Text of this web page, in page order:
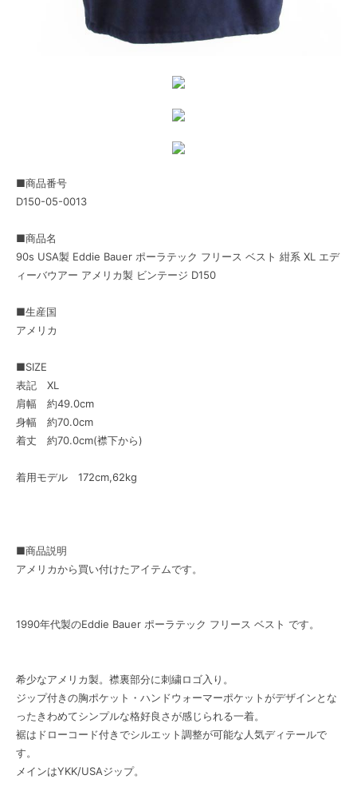
■商品番号
D150-05-0013
■商品名
90s USA製 Eddie Bauer ポーラテック フリース ベスト 紺系 XL エデ
ィーバウアー アメリカ製 ビンテージ D150
■生産国
アメリカ
■SIZE
表記 XL
肩幅 約49.0cm
身幅 約70.0cm
着丈 約70.0cm(襟下から)
着用モデル 172cm,62kg
■商品説明
アメリカから買い付けたアイテムです。
1990年代製のEddie Bauer ポーラテック フリース ベスト です。
希少なアメリカ製。襟裏部分に刺繍ロゴ入り。
ジップ付きの胸ポケット・ハンドウォーマーポケットがデザインとな
ったきわめてシンプルな格好良さが感じられる一着。
裾はドローコード付きでシルエット調整が可能な人気ディテールで
す。
メインはYKK/USAジップ。